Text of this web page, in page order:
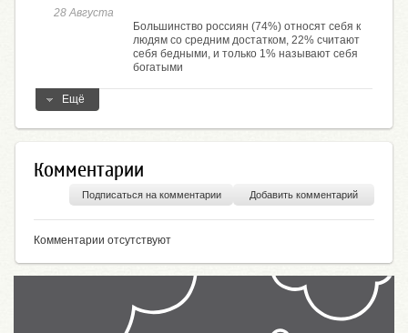
28 Августа
Большинство россиян (74%) относят себя к
людям со средним достатком, 22% считают
себя бедными, и только 1% называют себя
богатыми
Ещё
Комментарии
Добавить комментарий
Подписаться на комментарии
Комментарии отсутствуют